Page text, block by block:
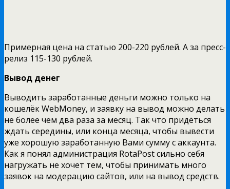
Примерная цена на статью 200-220 рублей. А за пресс-
релиз 115-130 рублей.
Вывод денег
Выводить заработанные деньги можно только на
кошелёк WebMoney, и заявку на вывод можно делать
не более чем два раза за месяц. Так что придёться
ждать середины, или конца месяца, чтобы вывести
уже хорошую заработанную Вами сумму с аккаунта.
Как я понял администрация RotaPost сильно себя
нагружать не хочет тем, чтобы принимать много
заявок на модерацию сайтов, или на вывод средств.